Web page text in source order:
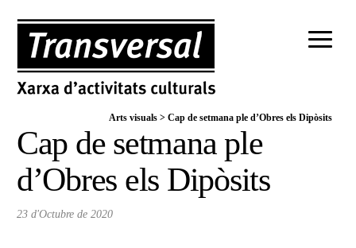
Arts visuals > Cap de setmana ple d’Obres els Dipòsits
Cap de setmana ple
d’Obres els Dipòsits
23 d'Octubre de 2020